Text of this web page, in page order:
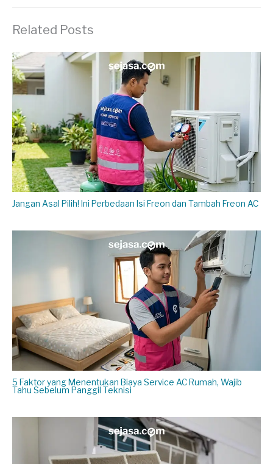
Related Posts
Jangan Asal Pilih! Ini Perbedaan Isi Freon dan Tambah Freon AC
5 Faktor yang Menentukan Biaya Service AC Rumah, Wajib
Tahu Sebelum Panggil Teknisi